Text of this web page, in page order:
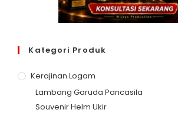
Kategori Produk
Kerajinan Logam
Lambang Garuda Pancasila
Souvenir Helm Ukir